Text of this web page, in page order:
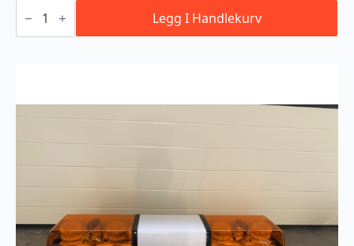
LED
Varsellysbjelke
trådløs
Legg I Handlekurv